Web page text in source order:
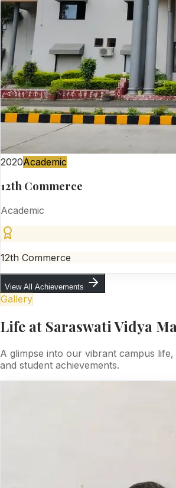
2020Academic
12th Commerce
Academic
12th Commerce
View All Achievements
Gallery
Life at Saraswati Vidya
A glimpse into our vibrant campus
and student achievements.